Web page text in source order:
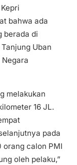
bahwa ada
berada di
Uban
melakukan
16 JL.
pada
orang calon PMI
oleh pelaku,”